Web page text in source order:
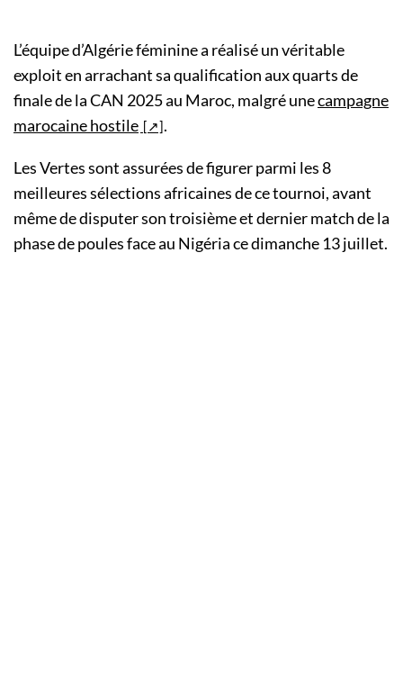
L’équipe d’Algérie féminine a réalisé un véritable
exploit en arrachant sa qualification aux quarts de
finale de la CAN 2025 au Maroc, malgré unecampagne
marocaine hostile
.
Les Vertes sont assurées de figurer parmi les 8
meilleures sélections africaines de ce tournoi, avant
même de disputer son troisième et dernier match de la
phase de poules face au Nigéria ce dimanche 13 juillet.